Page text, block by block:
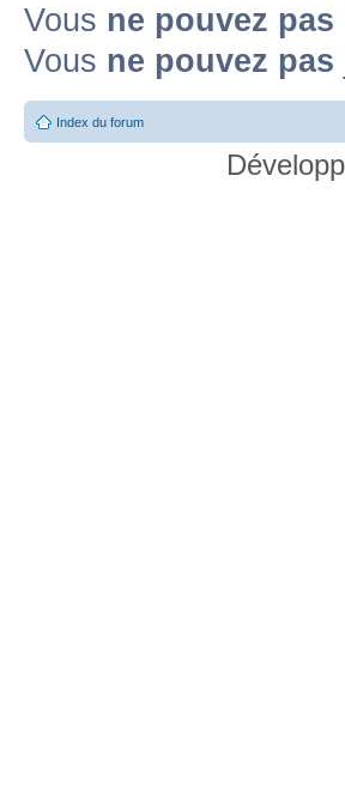
Vous ne pouvez pas
Vous ne pouvez pas
Index du forum